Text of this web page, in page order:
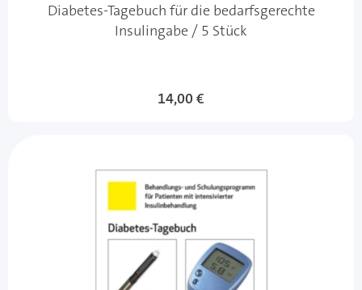
Diabetes-Tagebuch für die bedarfsgerechte
Insulingabe / 5 Stück
14,00 €